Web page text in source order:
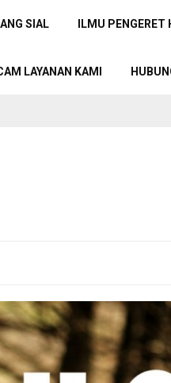
SIAL ILMU PENGERET
LAYANAN KAMI